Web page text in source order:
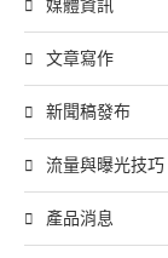
文章寫作
新聞稿發布
流量與曝光技巧
產品消息